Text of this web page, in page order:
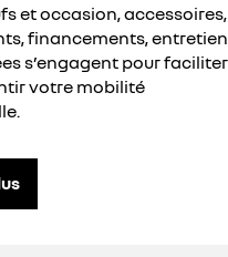
et occasion, accessoires,
financements,
s’engagent pour
votre mobilité